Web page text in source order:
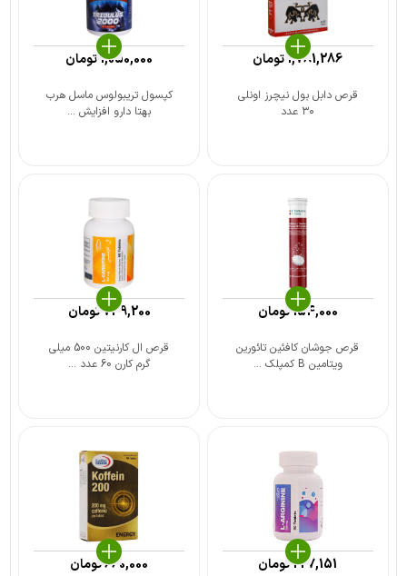
قرص دابل بول نیچرز اونلی
۳۰ عدد
1,781,286تومان
کپسول تریبولوس ماسل هرب
بهتا دارو افزایش ...
1,050,000تومان
قرص جوشان کافئین تائورین
ویتامین B کمپلک ...
154,000تومان
قرص ال کارنیتین 500 میلی
گرم کارن 60 عدد ...
739,200تومان
227,151تومان 660,000تومان